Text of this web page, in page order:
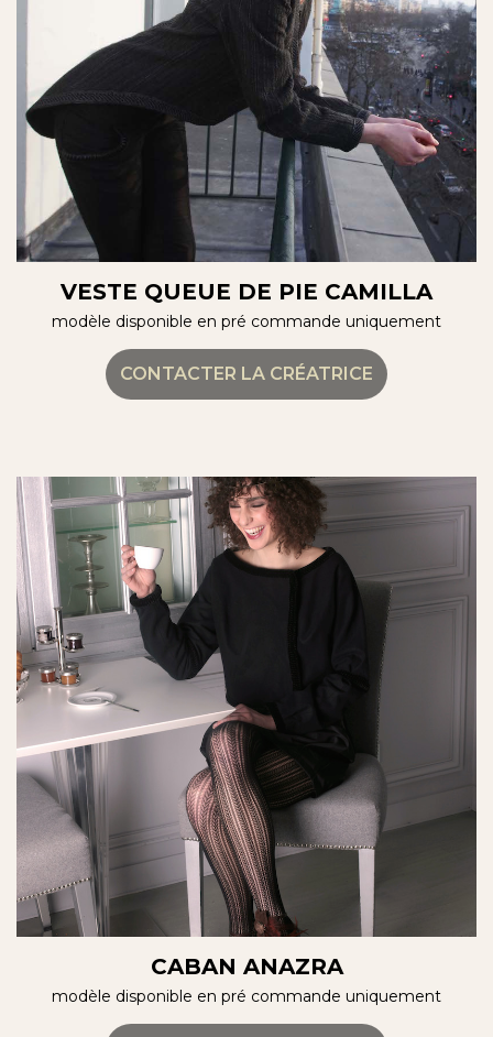
VESTE QUEUE DE PIE CAMILLA
modèle disponible en pré commande uniquement
CONTACTER LA CRÉATRICE
CABAN ANAZRA
modèle disponible en pré commande uniquement